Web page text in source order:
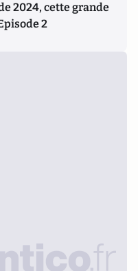
2024, cette grande
2